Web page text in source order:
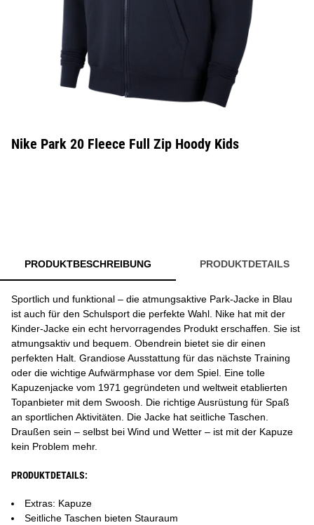
Nike Park 20 Fleece Full Zip Hoody Kids
PRODUKTBESCHREIBUNG PRODUKTDETAILS
Sportlich und funktional – die atmungsaktive Park-Jacke in Blau
ist auch für den Schulsport die perfekte Wahl. Nike hat mit der
Kinder-Jacke ein echt hervorragendes Produkt erschaffen. Sie ist
atmungsaktiv und bequem. Obendrein bietet sie dir einen
perfekten Halt. Grandiose Ausstattung für das nächste Training
oder die wichtige Aufwärmphase vor dem Spiel. Eine tolle
Kapuzenjacke vom 1971 gegründeten und weltweit etablierten
Topanbieter mit dem Swoosh. Die richtige Ausrüstung für Spaß
an sportlichen Aktivitäten. Die Jacke hat seitliche Taschen.
Draußen sein – selbst bei Wind und Wetter – ist mit der Kapuze
kein Problem mehr.
PRODUKTDETAILS:
Extras: Kapuze
Seitliche Taschen bieten Stauraum